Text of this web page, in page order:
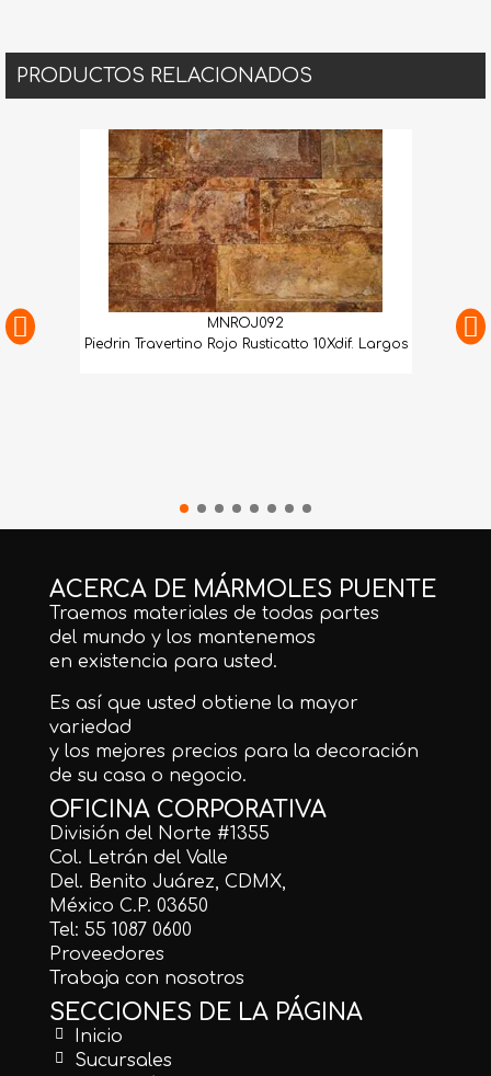
PRODUCTOS RELACIONADOS
MNROJ092
Piedrin Travertino Rojo Rusticatto 10Xdif. Largos
ACERCA DE MÁRMOLES PUENTE
Traemos materiales de todas partes
del mundo y los mantenemos
en existencia para usted.
Es así que usted obtiene la mayor
variedad
y los mejores precios para la decoración
de su casa o negocio.
OFICINA CORPORATIVA
División del Norte #1355
Col. Letrán del Valle
Del. Benito Juárez, CDMX,
México C.P. 03650
Tel: 55 1087 0600
Proveedores
Trabaja con nosotros
SECCIONES DE LA PÁGINA
Inicio
Sucursales